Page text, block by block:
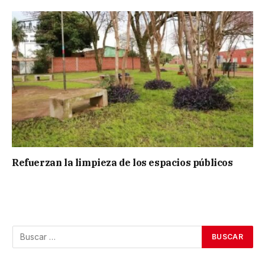
Refuerzan la limpieza de los espacios públicos